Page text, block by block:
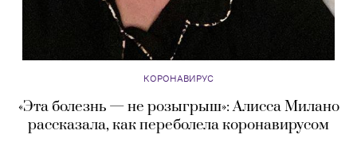
КОРОНАВИРУС
«Эта болезнь — не розыгрыш»: Алисса Милано
рассказала, как переболела коронавирусом